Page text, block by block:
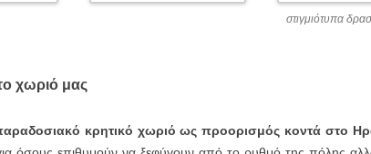
στιγμιότυπα
χωριό μας
κρητικό χωριό ως προορισμός κοντά στο